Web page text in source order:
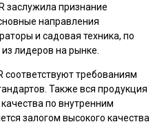
заслужила признание
направления
и садовая техника, по
лидеров на рынке.
соответствуют требованиям
Также вся продукция
по внутренним
залогом высокого качества